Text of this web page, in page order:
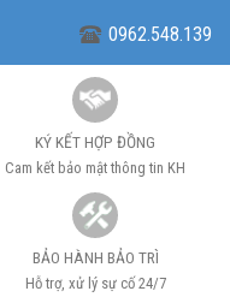
0962.548.139
KÝ KẾT HỢP ĐỒNG
Cam kết bảo mật thông tin KH
BẢO HÀNH BẢO TRÌ
Hỗ trợ, xử lý sự cố 24/7